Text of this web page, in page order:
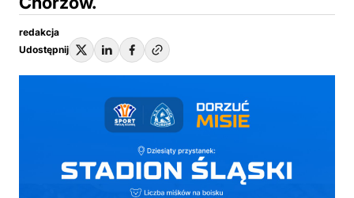
redakcja
Udostępnij